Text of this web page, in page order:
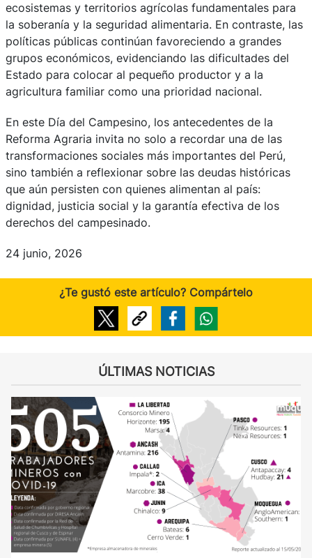
ecosistemas y territorios agrícolas fundamentales para
la soberanía y la seguridad alimentaria. En contraste, las
políticas públicas continúan favoreciendo a grandes
grupos económicos, evidenciando las dificultades del
Estado para colocar al pequeño productor y a la
agricultura familiar como una prioridad nacional.
En este Día del Campesino, los antecedentes de la
Reforma Agraria invita no solo a recordar una de las
transformaciones sociales más importantes del Perú,
sino también a reflexionar sobre las deudas históricas
que aún persisten con quienes alimentan al país:
dignidad, justicia social y la garantía efectiva de los
derechos del campesinado.
24 junio, 2026
¿Te gustó este artículo? Compártelo
ÚLTIMAS NOTICIAS